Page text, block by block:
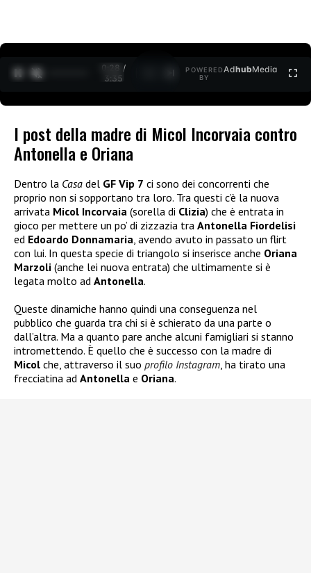
0:30 /
3:35
POWERED
BY
AdhubMedia
I post della madre di Micol Incorvaia contro
Antonella e Oriana
Dentro la Casa del GF Vip 7 ci sono dei concorrenti che
proprio non si sopportano tra loro. Tra questi c’è la nuova
arrivata Micol Incorvaia (sorella di Clizia) che è entrata in
gioco per mettere un po’ di zizzazia tra Antonella Fiordelisi
ed Edoardo Donnamaria, avendo avuto in passato un flirt
con lui. In questa specie di triangolo si inserisce anche Oriana
Marzoli (anche lei nuova entrata) che ultimamente si è
legata molto ad Antonella.
Queste dinamiche hanno quindi una conseguenza nel
pubblico che guarda tra chi si è schierato da una parte o
dall’altra. Ma a quanto pare anche alcuni famigliari si stanno
intromettendo. È quello che è successo con la madre di
Micol che, attraverso il suo profilo Instagram, ha tirato una
frecciatina ad Antonella e Oriana.